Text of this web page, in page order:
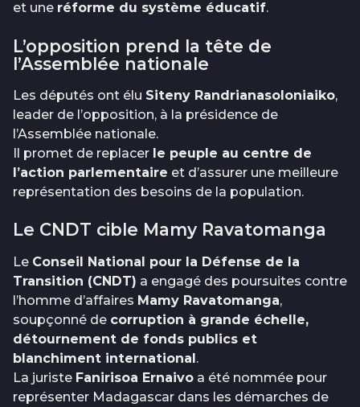
et une réforme du système éducatif.
L’opposition prend la tête de
l’Assemblée nationale
Les députés ont élu Siteny Randrianasoloniaiko,
leader de l’opposition, à la présidence de
l’Assemblée nationale.
Il promet de replacer le peuple au centre de
l’action parlementaire et d’assurer une meilleure
représentation des besoins de la population.
Le CNDT cible Mamy Ravatomanga
Le Conseil National pour la Défense de la
Transition (CNDT) a engagé des poursuites contre
l’homme d’affaires Mamy Ravatomanga,
soupçonné de corruption à grande échelle,
détournement de fonds publics et
blanchiment international.
La juriste Fanirisoa Ernaivo a été nommée pour
représenter Madagascar dans les démarches de